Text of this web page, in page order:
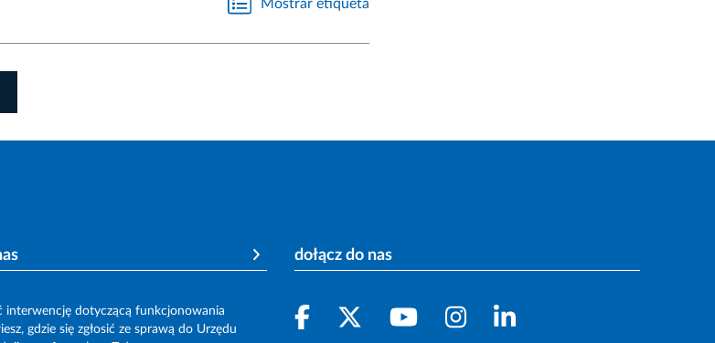
Mostrar etiqueta
interwencję dotyczącą funkcjonowania
gdzie się zgłosić ze sprawą do Urzędu
dołącz do nas